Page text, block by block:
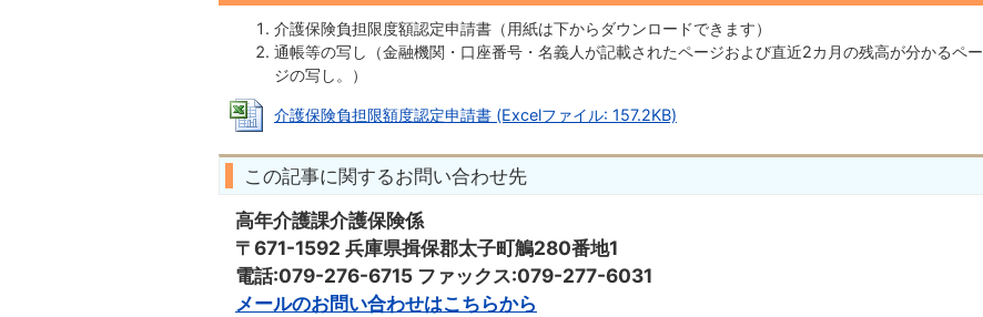
介護保険負担限度額認定申請書（用紙は下からダウンロードできます）
通帳等の写し（金融機関・口座番号・名義人が記載されたページおよび直近2カ月の残高が分かるペー
ジの写し。）
介護保険負担限額度認定申請書 (Excelファイル: 157.2KB)
この記事に関するお問い合わせ先
高年介護課介護保険係
〒671-1592 兵庫県揖保郡太子町鵤280番地1
電話:079-276-6715 ファックス:079-277-6031
メールのお問い合わせはこちらから